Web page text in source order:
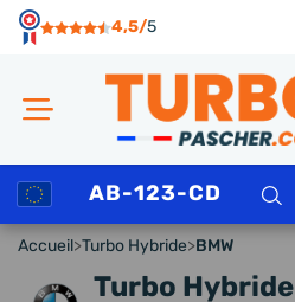
4,5/5
Rechercher
Accueil>Turbo Hybride>BMW
Turbo Hybride
Panneau de gestion des cookies